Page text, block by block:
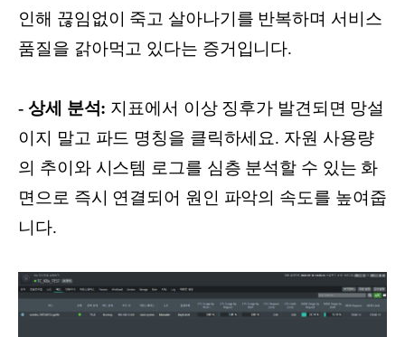
인해 끊임없이 죽고 살아나기를 반복하며 서비스
품질을 갉아먹고 있다는 증거입니다.
- 상세 분석: 지표에서 이상 징후가 발견되면 망설
이지 말고 파드 명칭을 클릭하세요. 자원 사용량
의 추이와 시스템 로그를 심층 분석할 수 있는 화
면으로 즉시 연결되어 원인 파악의 속도를 높여줍
니다.